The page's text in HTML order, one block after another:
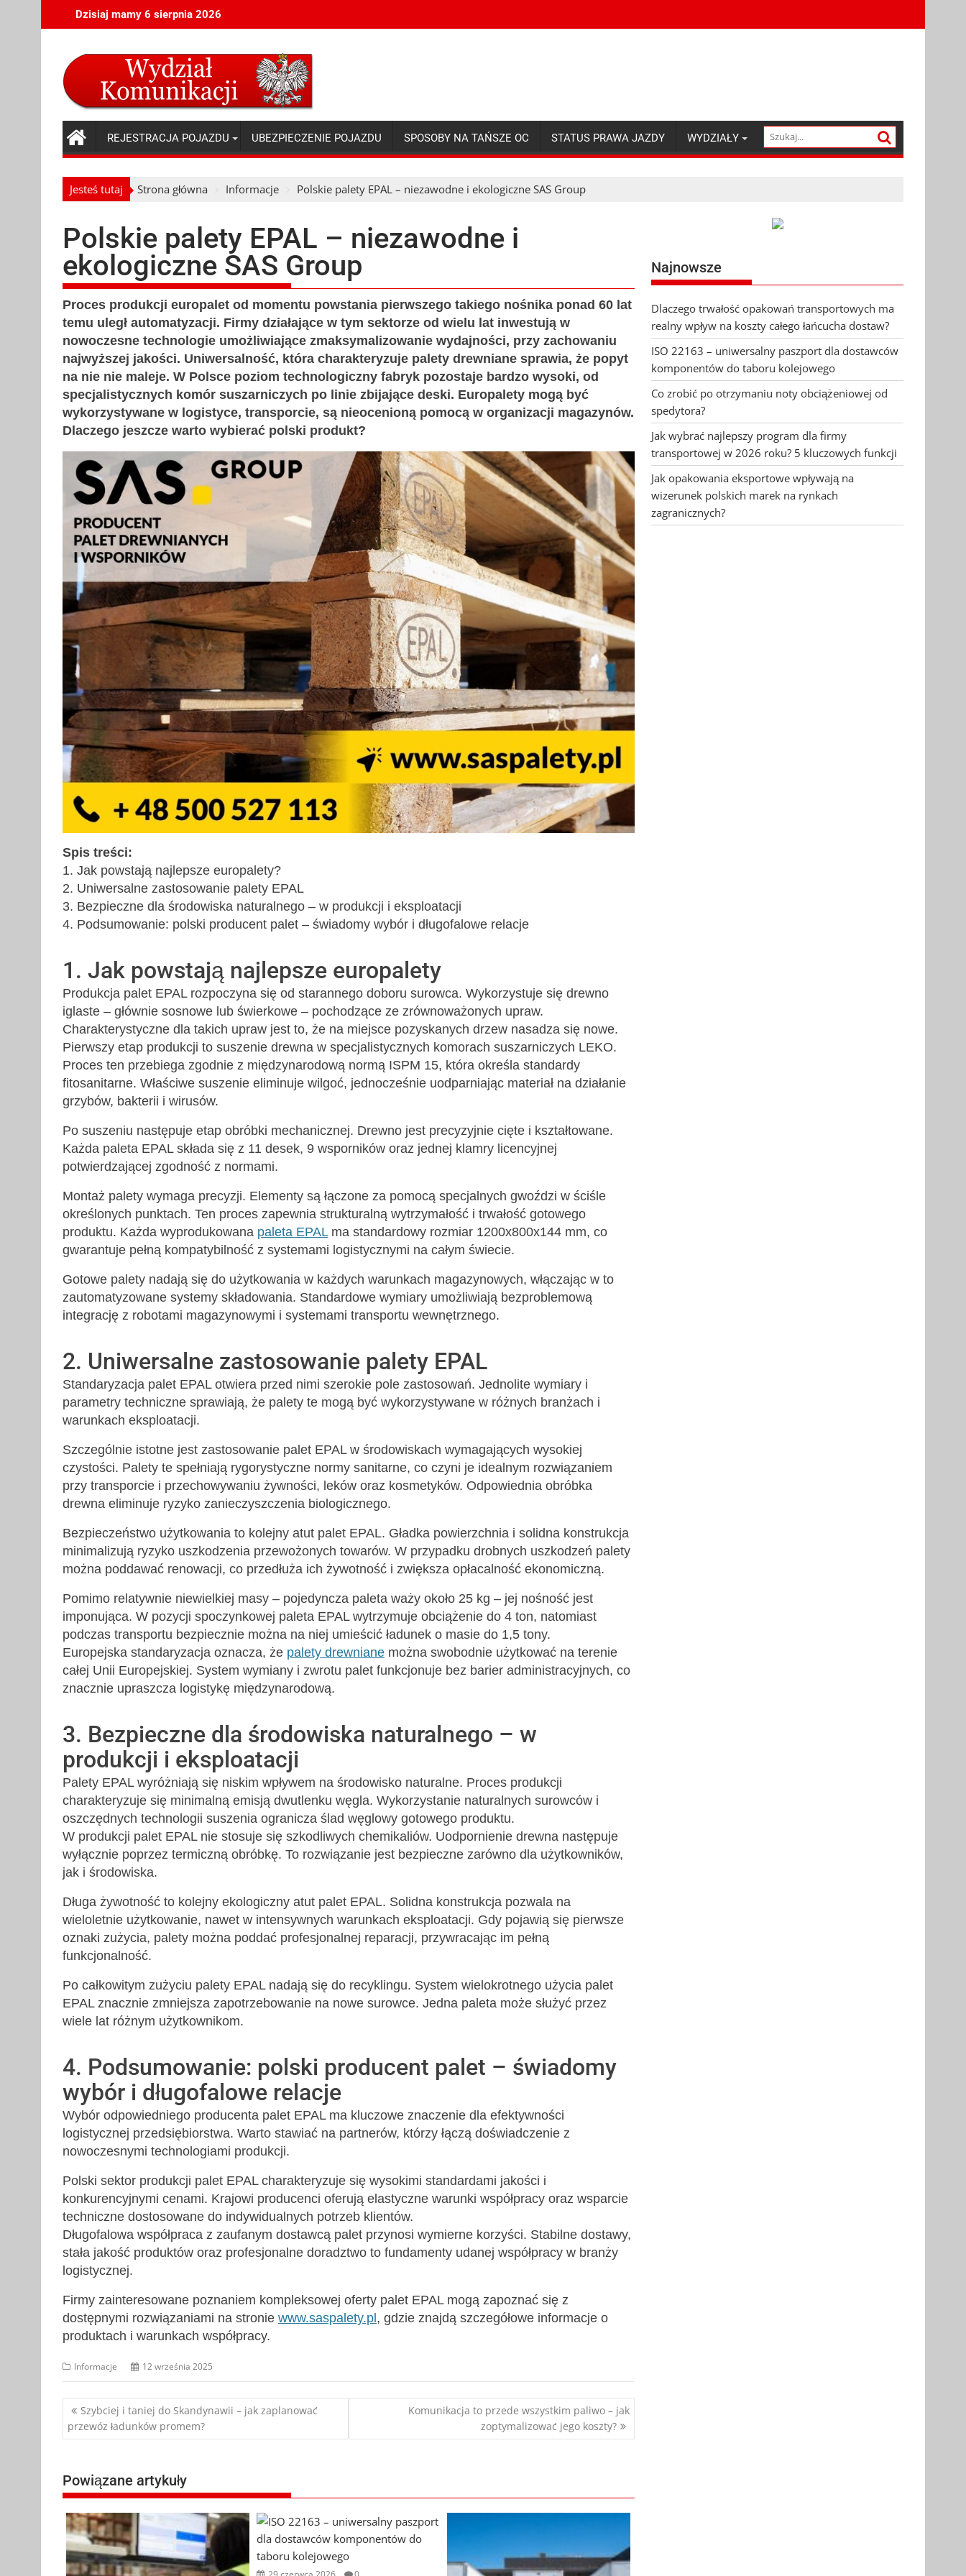
to
Dzisiaj mamy 6 sierpnia 2026
REJESTRACJA POJAZDU UBEZPIECZENIE POJAZDU SPOSOBY NA TAŃSZE OC STATUS PRAWA JAZDY WYDZIAŁY
Jesteś tutaj Strona główna Informacje Polskie palety EPAL – niezawodne i ekologiczne SAS Group
Polskie palety EPAL – niezawodne i
ekologiczne SAS Group
Proces produkcji europalet od momentu powstania pierwszego takiego nośnika ponad 60 lat
temu uległ automatyzacji. Firmy działające w tym sektorze od wielu lat inwestują w
nowoczesne technologie umożliwiające zmaksymalizowanie wydajności, przy zachowaniu
najwyższej jakości. Uniwersalność, która charakteryzuje palety drewniane sprawia, że popyt
na nie nie maleje. W Polsce poziom technologiczny fabryk pozostaje bardzo wysoki, od
specjalistycznych komór suszarniczych po linie zbijające deski. Europalety mogą być
wykorzystywane w logistyce, transporcie, są nieocenioną pomocą w organizacji magazynów.
Dlaczego jeszcze warto wybierać polski produkt?
Spis treści:
1. Jak powstają najlepsze europalety?
2. Uniwersalne zastosowanie palety EPAL
3. Bezpieczne dla środowiska naturalnego – w produkcji i eksploatacji
4. Podsumowanie: polski producent palet – świadomy wybór i długofalowe relacje
1. Jak powstają najlepsze europalety
Produkcja palet EPAL rozpoczyna się od starannego doboru surowca. Wykorzystuje się drewno
iglaste – głównie sosnowe lub świerkowe – pochodzące ze zrównoważonych upraw.
Charakterystyczne dla takich upraw jest to, że na miejsce pozyskanych drzew nasadza się nowe.
Pierwszy etap produkcji to suszenie drewna w specjalistycznych komorach suszarniczych LEKO.
Proces ten przebiega zgodnie z międzynarodową normą ISPM 15, która określa standardy
fitosanitarne. Właściwe suszenie eliminuje wilgoć, jednocześnie uodparniając materiał na działanie
grzybów, bakterii i wirusów.
Po suszeniu następuje etap obróbki mechanicznej. Drewno jest precyzyjnie cięte i kształtowane.
Każda paleta EPAL składa się z 11 desek, 9 wsporników oraz jednej klamry licencyjnej
potwierdzającej zgodność z normami.
Montaż palety wymaga precyzji. Elementy są łączone za pomocą specjalnych gwoździ w ściśle
określonych punktach. Ten proces zapewnia strukturalną wytrzymałość i trwałość gotowego
produktu. Każda wyprodukowana paleta EPALma standardowy rozmiar 1200x800x144 mm, co
gwarantuje pełną kompatybilność z systemami logistycznymi na całym świecie.
Gotowe palety nadają się do użytkowania w każdych warunkach magazynowych, włączając w to
zautomatyzowane systemy składowania. Standardowe wymiary umożliwiają bezproblemową
integrację z robotami magazynowymi i systemami transportu wewnętrznego.
2. Uniwersalne zastosowanie palety EPAL
Standaryzacja palet EPAL otwiera przed nimi szerokie pole zastosowań. Jednolite wymiary i
parametry techniczne sprawiają, że palety te mogą być wykorzystywane w różnych branżach i
warunkach eksploatacji.
Szczególnie istotne jest zastosowanie palet EPAL w środowiskach wymagających wysokiej
czystości. Palety te spełniają rygorystyczne normy sanitarne, co czyni je idealnym rozwiązaniem
przy transporcie i przechowywaniu żywności, leków oraz kosmetyków. Odpowiednia obróbka
drewna eliminuje ryzyko zanieczyszczenia biologicznego.
Bezpieczeństwo użytkowania to kolejny atut palet EPAL. Gładka powierzchnia i solidna konstrukcja
minimalizują ryzyko uszkodzenia przewożonych towarów. W przypadku drobnych uszkodzeń palety
można poddawać renowacji, co przedłuża ich żywotność i zwiększa opłacalność ekonomiczną.
Pomimo relatywnie niewielkiej masy – pojedyncza paleta waży około 25 kg – jej nośność jest
imponująca. W pozycji spoczynkowej paleta EPAL wytrzymuje obciążenie do 4 ton, natomiast
podczas transportu bezpiecznie można na niej umieścić ładunek o masie do 1,5 tony.
Europejska standaryzacja oznacza, że palety drewniane można swobodnie użytkować na terenie
całej Unii Europejskiej. System wymiany i zwrotu palet funkcjonuje bez barier administracyjnych, co
znacznie upraszcza logistykę międzynarodową.
3. Bezpieczne dla środowiska naturalnego – w
produkcji i eksploatacji
Palety EPAL wyróżniają się niskim wpływem na środowisko naturalne. Proces produkcji
charakteryzuje się minimalną emisją dwutlenku węgla. Wykorzystanie naturalnych surowców i
oszczędnych technologii suszenia ogranicza ślad węglowy gotowego produktu.
W produkcji palet EPAL nie stosuje się szkodliwych chemikaliów. Uodpornienie drewna następuje
wyłącznie poprzez termiczną obróbkę. To rozwiązanie jest bezpieczne zarówno dla użytkowników,
jak i środowiska.
Długa żywotność to kolejny ekologiczny atut palet EPAL. Solidna konstrukcja pozwala na
wieloletnie użytkowanie, nawet w intensywnych warunkach eksploatacji. Gdy pojawią się pierwsze
oznaki zużycia, palety można poddać profesjonalnej reparacji, przywracając im pełną
funkcjonalność.
Po całkowitym zużyciu palety EPAL nadają się do recyklingu. System wielokrotnego użycia palet
EPAL znacznie zmniejsza zapotrzebowanie na nowe surowce. Jedna paleta może służyć przez
wiele lat różnym użytkownikom.
4. Podsumowanie: polski producent palet – świadomy
wybór i długofalowe relacje
Wybór odpowiedniego producenta palet EPAL ma kluczowe znaczenie dla efektywności
logistycznej przedsiębiorstwa. Warto stawiać na partnerów, którzy łączą doświadczenie z
nowoczesnymi technologiami produkcji.
Polski sektor produkcji palet EPAL charakteryzuje się wysokimi standardami jakości i
konkurencyjnymi cenami. Krajowi producenci oferują elastyczne warunki współpracy oraz wsparcie
techniczne dostosowane do indywidualnych potrzeb klientów.
Długofalowa współpraca z zaufanym dostawcą palet przynosi wymierne korzyści. Stabilne dostawy,
stała jakość produktów oraz profesjonalne doradztwo to fundamenty udanej współpracy w branży
logistycznej.
Firmy zainteresowane poznaniem kompleksowej oferty palet EPAL mogą zapoznać się z
dostępnymi rozwiązaniami na stronie www.saspalety.pl, gdzie znajdą szczegółowe informacje o
produktach i warunkach współpracy.
Informacje 12 września 2025
Nawigacja
wpisu
Szybciej i taniej do Skandynawii – jak zaplanować
przewóz ładunków promem?
Komunikacja to przede wszystkim paliwo – jak
zoptymalizować jego koszty?
Powiązane artykuły
Najnowsze
Dlaczego trwałość opakowań transportowych ma
realny wpływ na koszty całego łańcucha dostaw?
ISO 22163 – uniwersalny paszport dla dostawców
komponentów do taboru kolejowego
Co zrobić po otrzymaniu noty obciążeniowej od
spedytora?
Jak wybrać najlepszy program dla firmy
transportowej w 2026 roku? 5 kluczowych funkcji
Jak opakowania eksportowe wpływają na
wizerunek polskich marek na rynkach
zagranicznych?